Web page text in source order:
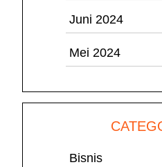
Juni 2024
Mei 2024
Bisnis